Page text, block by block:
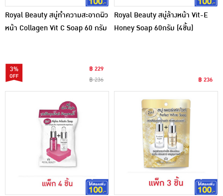
Royal Beauty สบู่ทำความสะอาดผิว
หน้า Collagen Vit C Soap 60 กรัม
3%
฿ 229
฿ 236
Royal Beauty สบู่ล้างหน้า Vit-E
Honey Soap 60กรัม (4ชิ้น)
฿ 236